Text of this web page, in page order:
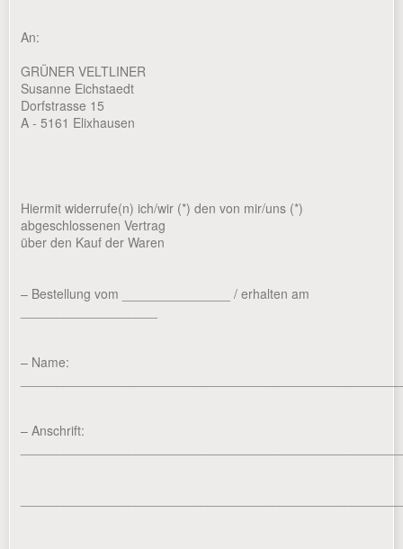
An:
GRÜNER VELTLINER
Susanne Eichstaedt
Dorfstrasse 15
A - 5161 Elixhausen
Hiermit widerrufe(n) ich/wir (*) den von mir/uns (*)
abgeschlossenen Vertrag
über den Kauf der Waren
– Bestellung vom _______________ / erhalten am
– Name:
– Anschrift: